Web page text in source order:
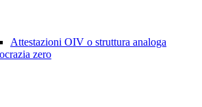
Attestazioni OIV o struttura analoga
zero